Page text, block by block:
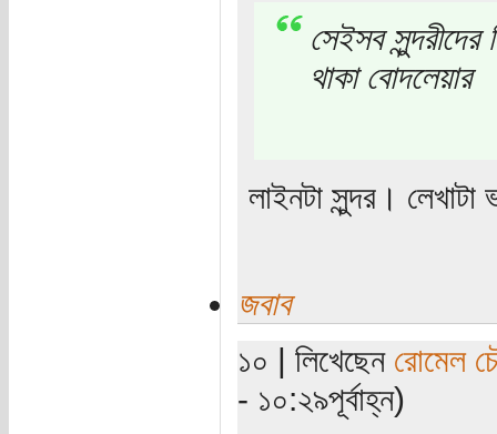
সেইসব
থাকা বোদলেয়ার
লাইনটা সুন্দর।
জবাব
১০ | লিখেছেন রোমেল
- ১০:২৯পূর্বাহ্ন)